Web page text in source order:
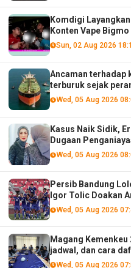
Komdigi
Konten Vape
Sun, 02 Aug 2026
Ancaman terhadap
terburuk sejak
menurut analis
Wed, 05 Aug 2026
Kasus Naik Sidik,
Dugaan
Wed, 05 Aug 2026
Persib Bandung
Igor Tolic Doakan
Wed, 05 Aug 2026
Magang
jadwal, dan cara
Wed, 05 Aug 2026